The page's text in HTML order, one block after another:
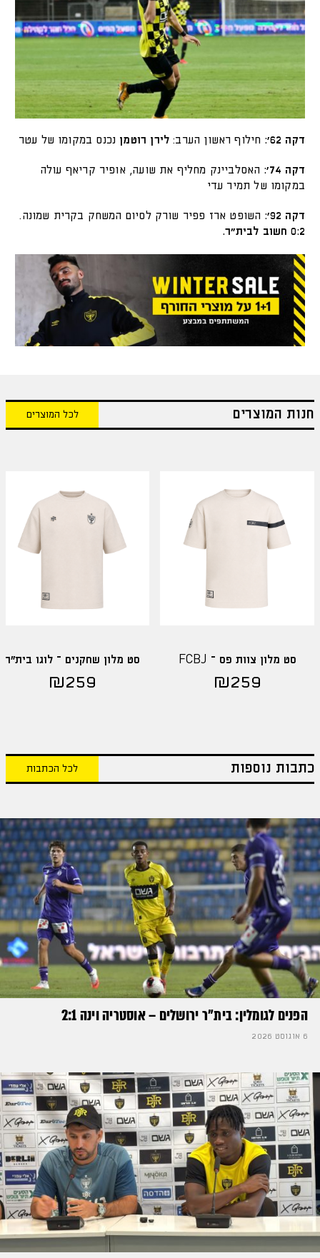
דקה 62׳: חילוף ראשון הערב: לירן רוטמן נכנס במקומו של עטר
דקה 74׳:
האסלביינק מחליף את שועה, אופיר קריאף עולה
במקומו של תמיר עדי
דקה 92׳:
השופט ארז פפיר שורק לסיום המשחק בקרית שמונה.
0:2 חשוב לבית״ר.
חנות המוצרים לכל המוצרים
סט מלון צוות פס – FCBJ
₪259
סט מלון שחקנים – לוגו בית"ר
₪259
כתבות נוספות לכל הכתבות
הפנים לגומלין: בית״ר ירושלים – אוסטריה וינה 2:1
6 אוגוסט 2026